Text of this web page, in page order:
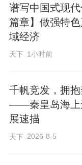
谱写中国式现
篇章】做强特
域经济
天下 1小时前
千帆竞发，拥
——秦皇岛海上
展速描
天下 2026-8-5